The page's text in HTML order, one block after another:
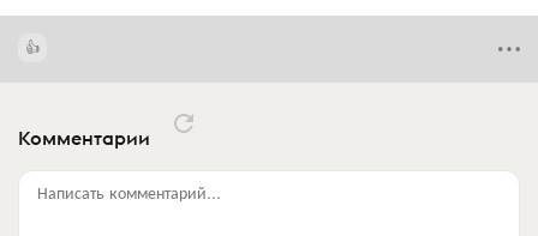
Комментарии
Написать комментарий...